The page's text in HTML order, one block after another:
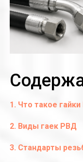
1. Что такое
2. Виды гаек РВД
3. Стандарты